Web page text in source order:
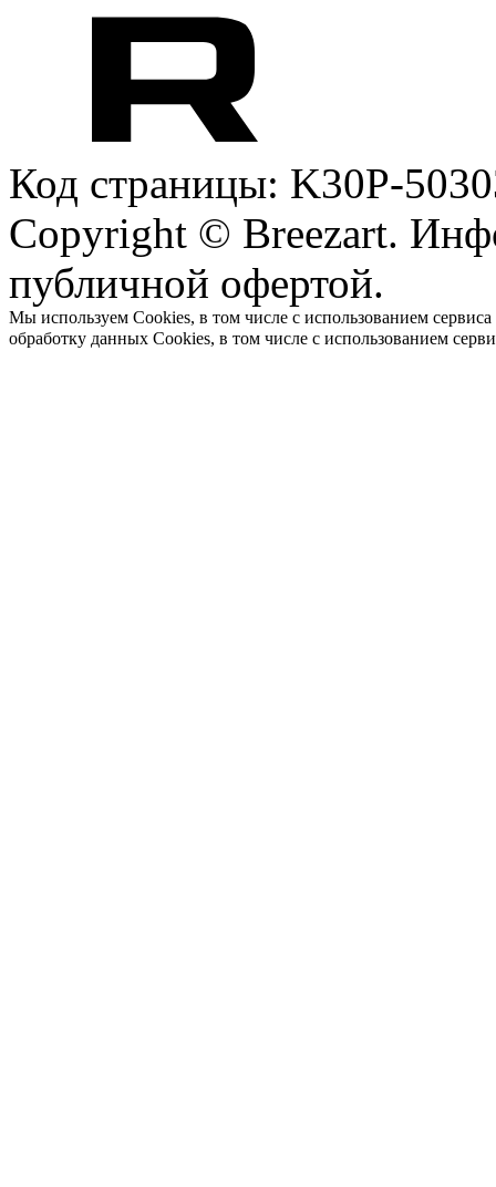
Код страницы: K30P-
Copyright © Breezart.
публичной офертой.
Мы используем Cookies, в том числе с использованием
обработку данных Cookies, в том числе с использованием